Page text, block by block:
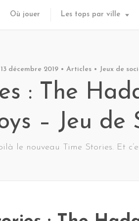
Où jouer Les tops par ville
13 décembre 2019 Articles Jeux de
: The
– Jeu de
le nouveau Time Stories. Et